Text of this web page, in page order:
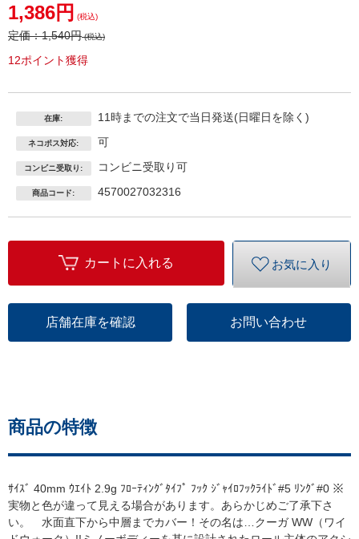
1,386円 (税込)
定価：1,540円(税込)
12ポイント獲得
在庫: 11時までの注文で当日発送(日曜日を除く)
ネコポス対応: 可
コンビニ受取り: コンビニ受取り可
商品コード: 4570027032316
カートに入れる お気に入り
店舗在庫を確認 お問い合わせ
商品の特徴
ｻｲｽﾞ 40mm ｳｴｲﾄ 2.9g ﾌﾛｰﾃｨﾝｸﾞﾀｲﾌﾟ ﾌｯｸ ｼﾞｬｲﾛﾌｯｸﾗｲﾄﾞ#5 ﾘﾝｸﾞ#0 ※
実物と色が違って見える場合があります。あらかじめご了承下さ
い。 水面直下から中層までカバー！その名は…クーガ WW（ワイ